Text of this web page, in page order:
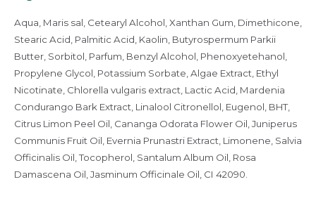
Aqua, Maris sal, Cetearyl Alcohol, Xanthan Gum, Dimethicone,
Stearic Acid, Palmitic Acid, Kaolin, Butyrospermum Parkii
Butter, Sorbitol, Parfum, Benzyl Alcohol, Phenoxyetehanol,
Propylene Glycol, Potassium Sorbate, Algae Extract, Ethyl
Nicotinate, Chlorella vulgaris extract, Lactic Acid, Mardenia
Condurango Bark Extract, Linalool Citronellol, Eugenol, BHT,
Citrus Limon Peel Oil, Cananga Odorata Flower Oil, Juniperus
Communis Fruit Oil, Evernia Prunastri Extract, Limonene, Salvia
Officinalis Oil, Tocopherol, Santalum Album Oil, Rosa
Damascena Oil, Jasminum Officinale Oil, CI 42090.